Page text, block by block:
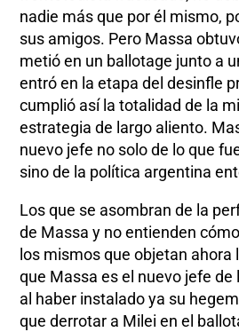
nadie más que por él mismo,
sus amigos. Pero Massa
metió en un ballotage junto a
entró en la etapa del desinfle
cumplió así la totalidad de la
estrategia de largo aliento.
nuevo jefe no solo de lo que
sino de la política argentina
Los que se asombran de la
de Massa y no entienden
los mismos que objetan ahora
que Massa es el nuevo jefe de
al haber instalado ya su
que derrotar a Milei en el